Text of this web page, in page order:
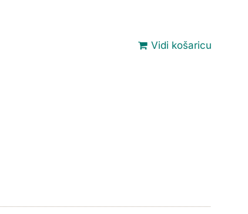
Vidi košaricu